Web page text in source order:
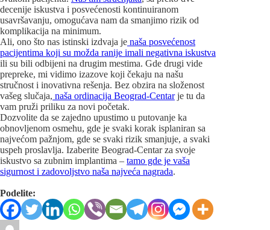
decenije iskustva i posvećenosti kontinuiranom
usavršavanju, omogućava nam da smanjimo rizik od
komplikacija na minimum.
Ali, ono što nas istinski izdvaja je naša posvećenost
pacijentima koji su možda ranije imali negativna iskustva
ili su bili odbijeni na drugim mestima. Gde drugi vide
prepreke, mi vidimo izazove koji čekaju na našu
stručnost i inovativna rešenja. Bez obzira na složenost
vašeg slučaja, naša ordinacija Beograd-Centarje tu da
vam pruži priliku za novi početak.
Dozvolite da se zajedno upustimo u putovanje ka
obnovljenom osmehu, gde je svaki korak isplaniran sa
najvećom pažnjom, gde se svaki rizik smanjuje, a svaki
uspeh proslavlja. Izaberite Beograd-Centar za svoje
iskustvo sa zubnim implantima – tamo gde je vaša
sigurnost i zadovoljstvo naša najveća nagrada.
Podelite: